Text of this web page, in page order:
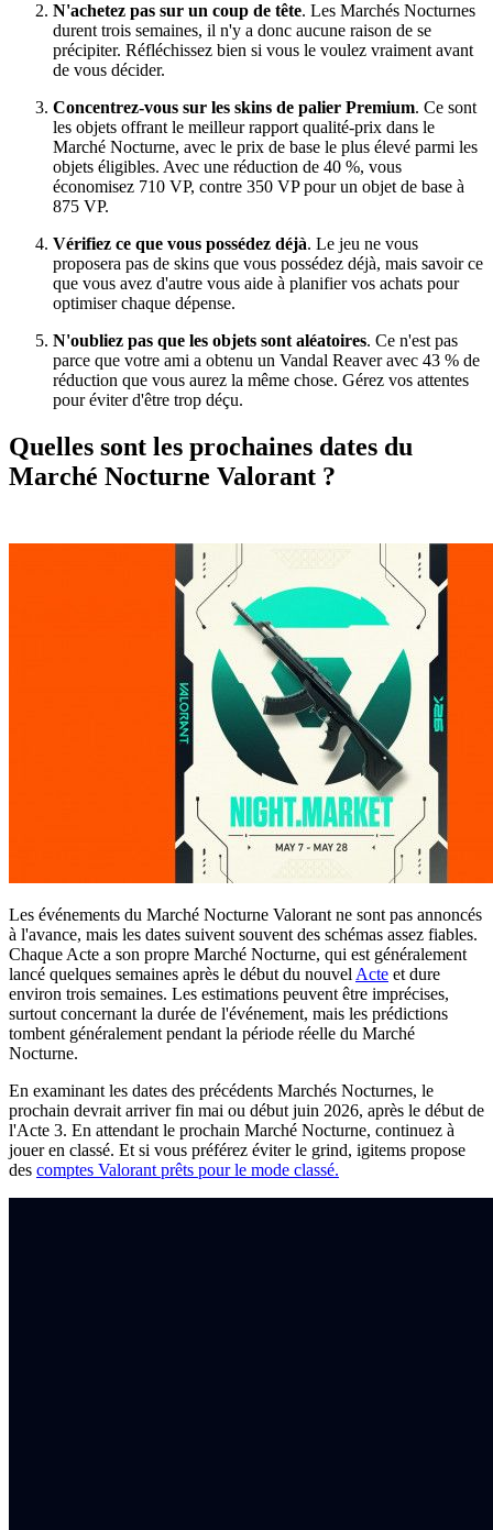
N'achetez pas sur un coup de tête. Les Marchés Nocturnes
durent trois semaines, il n'y a donc aucune raison de se
précipiter. Réfléchissez bien si vous le voulez vraiment avant
de vous décider.
Concentrez-vous sur les skins de palier Premium. Ce sont
les objets offrant le meilleur rapport qualité-prix dans le
Marché Nocturne, avec le prix de base le plus élevé parmi les
objets éligibles. Avec une réduction de 40 %, vous
économisez 710 VP, contre 350 VP pour un objet de base à
875 VP.
Vérifiez ce que vous possédez déjà. Le jeu ne vous
proposera pas de skins que vous possédez déjà, mais savoir ce
que vous avez d'autre vous aide à planifier vos achats pour
optimiser chaque dépense.
N'oubliez pas que les objets sont aléatoires. Ce n'est pas
parce que votre ami a obtenu un Vandal Reaver avec 43 % de
réduction que vous aurez la même chose. Gérez vos attentes
pour éviter d'être trop déçu.
Quelles sont les prochaines dates du
Marché Nocturne Valorant ?
Les événements du Marché Nocturne Valorant ne sont pas annoncés
à l'avance, mais les dates suivent souvent des schémas assez fiables.
Chaque Acte a son propre Marché Nocturne, qui est généralement
lancé quelques semaines après le début du nouvel Acte et dure
environ trois semaines. Les estimations peuvent être imprécises,
surtout concernant la durée de l'événement, mais les prédictions
tombent généralement pendant la période réelle du Marché
Nocturne.
En examinant les dates des précédents Marchés Nocturnes, le
prochain devrait arriver fin mai ou début juin 2026, après le début de
l'Acte 3. En attendant le prochain Marché Nocturne, continuez à
jouer en classé. Et si vous préférez éviter le grind, igitems propose
des comptes Valorant prêts pour le mode classé.